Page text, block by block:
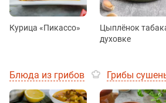
Курица «Пикассо»
Цыплёнок
духовке
Блюда из грибов Грибы